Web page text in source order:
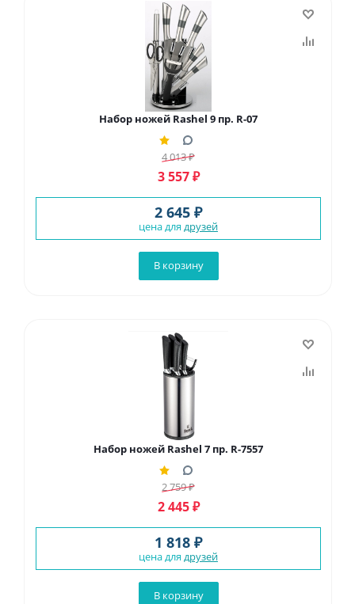
Набор ножей Rashel 9 пр. R-07
4 013₽
3 557₽
2 645 ₽
цена для друзей
В корзину
Набор ножей Rashel 7 пр. R-7557
2 759₽
2 445₽
1 818 ₽
цена для друзей
В корзину